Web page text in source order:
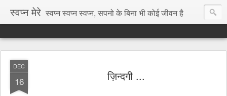
स्वप्न मेरे स्वप्न स्वप्न स्वप्न, सपनो के बिना भी कोई जीवन है
DEC
16 ज़िन्दगी ...